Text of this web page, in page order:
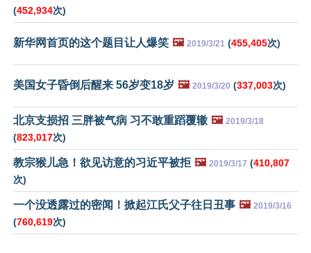
(452,934次)
新华网首页的这个题目让人爆笑 🖼️ 2019/3/21 (455,405次)
美国女子昏倒后醒来 56岁变18岁 🖼️ 2019/3/20 (337,003次)
北京支损招 三胖被气病 习不敢重蹈覆辙 🖼️ 2019/3/18
(823,017次)
教宗猴儿急！欲见访意的习近平被拒 🖼️ 2019/3/17 (410,807
次)
一个没透露过的密闻！掀起江氏父子往日丑事 🖼️ 2019/3/16
(760,619次)